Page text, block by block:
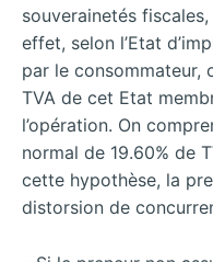
souverainetés
effet, selon l’Etat
par le consommateur,
TVA de cet Etat
l’opération. On
normal de 19.60% de
cette hypothèse, la
distorsion de